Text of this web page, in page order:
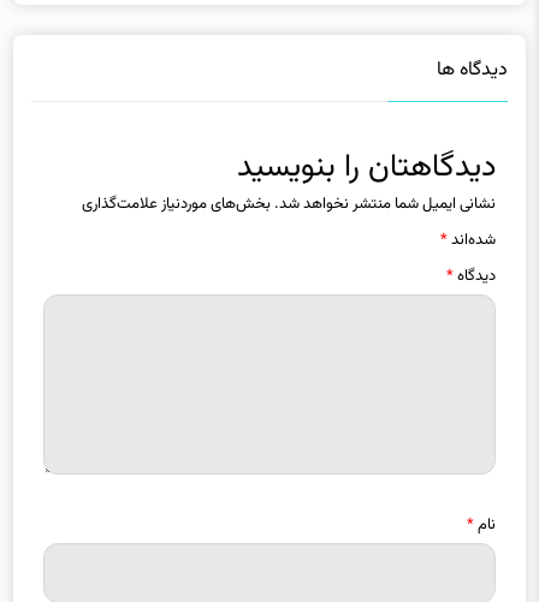
دیدگاه ها
دیدگاهتان را بنویسید
نشانی ایمیل شما منتشر نخواهد شد. بخش‌های موردنیاز علامت‌گذاری
شده‌اند*
دیدگاه*
نام*